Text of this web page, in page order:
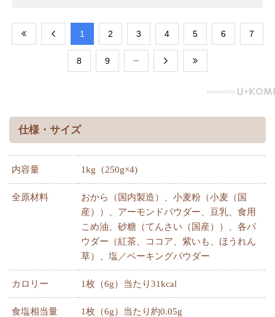
​1 ​2 ​3 ​4 ​5 ​6 ​7
​8 ​9
仕様・サイズ
内容量 1kg（250g×4)
全原材料
おから（国内製造）、小麦粉（小麦（国
産））、アーモンドパウダー、豆乳、食用
こめ油、砂糖（てんさい（国産））、各パ
ウダー（紅茶、ココア、紫いも、ほうれん
草）、塩／ベーキングパウダー
カロリー 1枚（6g）当たり31kcal
食塩相当量 1枚（6g）当たり約0.05g